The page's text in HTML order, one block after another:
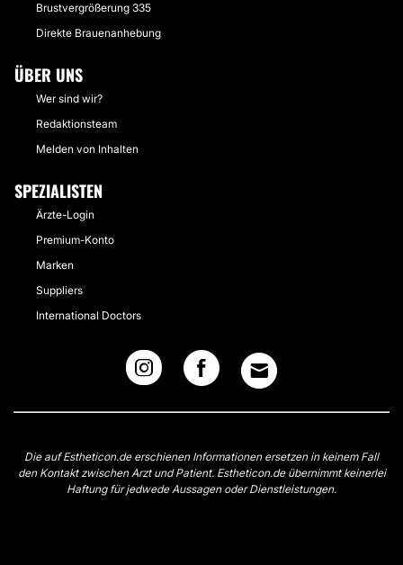
Brustvergrößerung 335
Direkte Brauenanhebung
ÜBER UNS
Wer sind wir?
Redaktionsteam
Melden von Inhalten
SPEZIALISTEN
Ärzte-Login
Premium-Konto
Marken
Suppliers
International Doctors
Die auf Estheticon.de erschienen Informationen ersetzen in keinem Fall
den Kontakt zwischen Arzt und Patient. Estheticon.de übernimmt keinerlei
Haftung für jedwede Aussagen oder Dienstleistungen.